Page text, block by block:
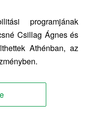
programjának
Csillag Ágnes és
Athénban, az